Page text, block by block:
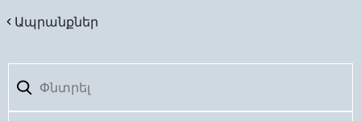
Ապրանքներ